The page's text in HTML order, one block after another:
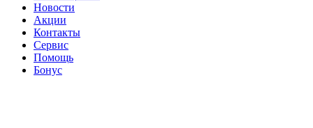
Новости
Акции
Контакты
Сервис
Помощь
Бонус